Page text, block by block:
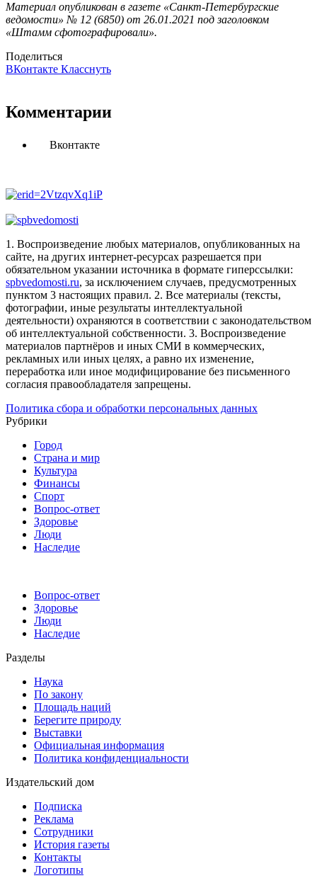
Материал опубликован в газете «Санкт-Петербургские
ведомости» № 12 (6850) от 26.01.2021 под заголовком
«Штамм сфотографировали».
Поделиться
ВКонтакте Класснуть
Комментарии
Вконтакте
1. Воспроизведение любых материалов, опубликованных на
сайте, на других интернет-ресурсах разрешается при
обязательном указании источника в формате гиперссылки:
spbvedomosti.ru, за исключением случаев, предусмотренных
пунктом 3 настоящих правил. 2. Все материалы (тексты,
фотографии, иные результаты интеллектуальной
деятельности) охраняются в соответствии с законодательством
об интеллектуальной собственности. 3. Воспроизведение
материалов партнёров и иных СМИ в коммерческих,
рекламных или иных целях, а равно их изменение,
переработка или иное модифицирование без письменного
согласия правообладателя запрещены.
Политика сбора и обработки персональных данных
Рубрики
Город
Страна и мир
Культура
Финансы
Спорт
Вопрос-ответ
Здоровье
Люди
Наследие
Вопрос-ответ
Здоровье
Люди
Наследие
Разделы
Наука
По закону
Площадь наций
Берегите природу
Выставки
Официальная информация
Политика конфиденциальности
Издательский дом
Подписка
Реклама
Сотрудники
История газеты
Контакты
Логотипы